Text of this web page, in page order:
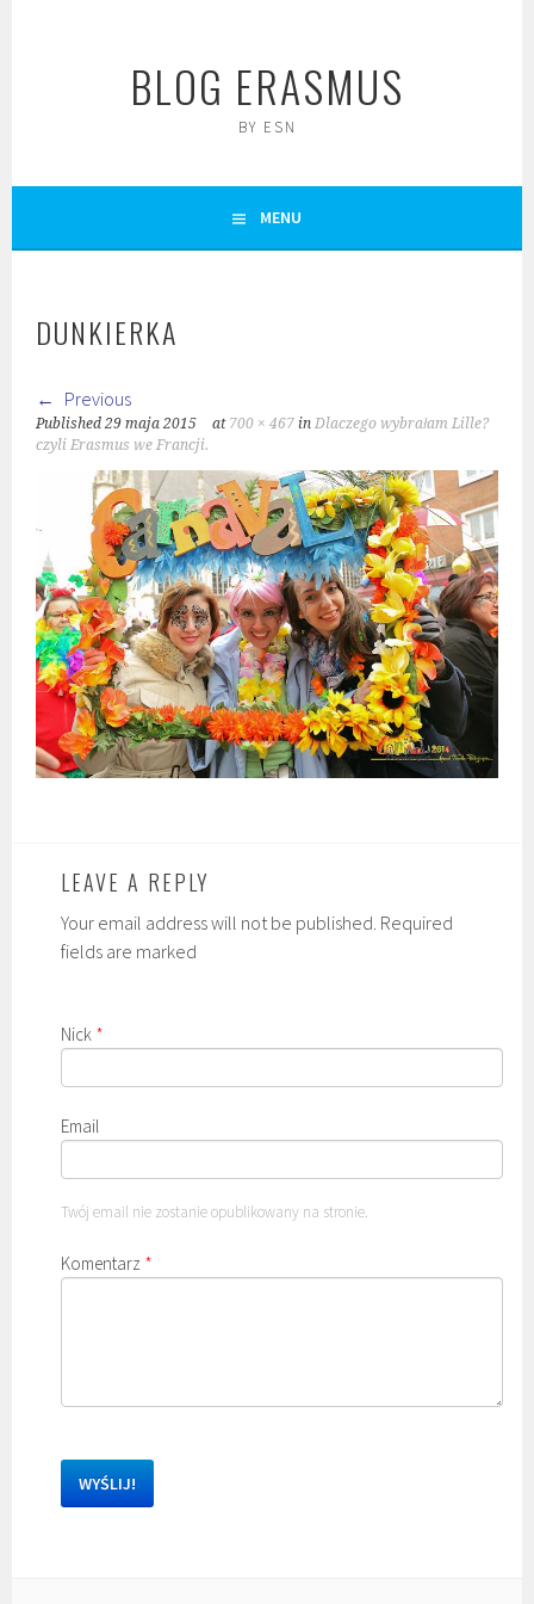
BLOG ERASMUS
BY ESN
MENU
DUNKIERKA
Previous
Published29 maja 2015 at 700 × 467 inDlaczego wybrałam Lille?
czyli Erasmus we Francji.
LEAVE A REPLY
Your email address will not be published. Required
fields are marked
Nick *
Email
Twój email nie zostanie opublikowany na stronie.
Komentarz *